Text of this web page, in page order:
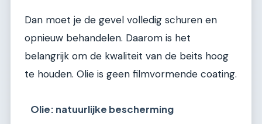
Dan moet je de gevel volledig schuren en
opnieuw behandelen. Daarom is het
belangrijk om de kwaliteit van de beits hoog
te houden. Olie is geen filmvormende coating.
Olie: natuurlijke bescherming